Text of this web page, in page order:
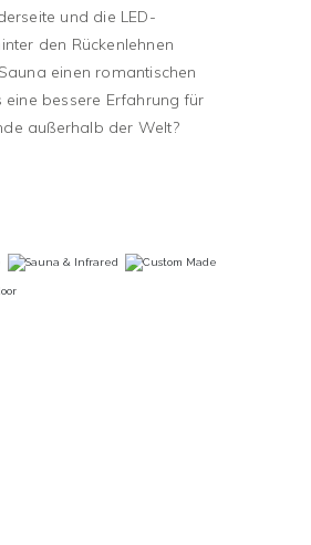
und die LED-
den Rückenlehnen
einen romantischen
eine bessere Erfahrung für
außerhalb der Welt?